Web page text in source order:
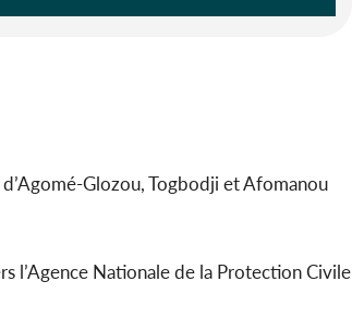
d’Agomé-Glozou, Togbodji et Afomanou
l’Agence Nationale de la Protection Civile